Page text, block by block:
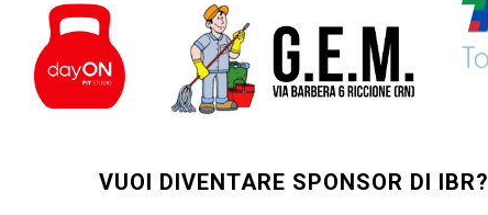
VUOI DIVENTARE SPONSOR DI IBR?